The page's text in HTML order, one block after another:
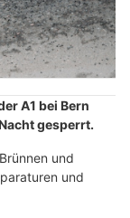
A1 bei Bern
gesperrt.
und
und